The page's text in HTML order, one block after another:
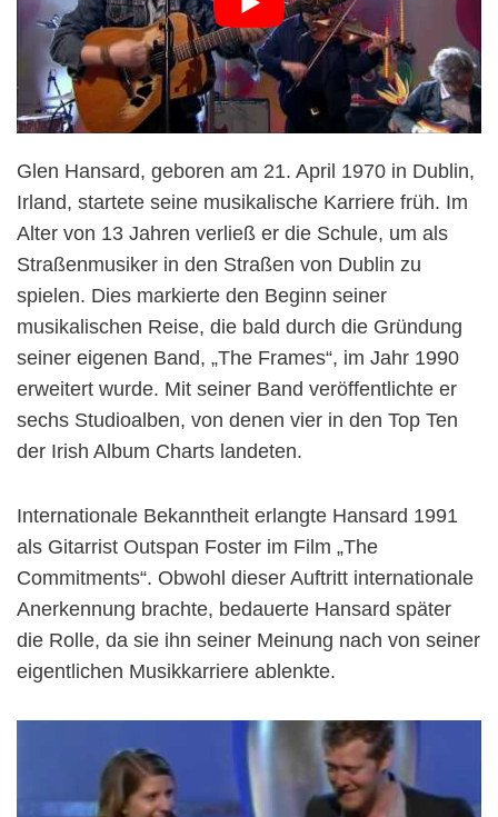
Glen Hansard, geboren am 21. April 1970 in Dublin,
Irland, startete seine musikalische Karriere früh. Im
Alter von 13 Jahren verließ er die Schule, um als
Straßenmusiker in den Straßen von Dublin zu
spielen. Dies markierte den Beginn seiner
musikalischen Reise, die bald durch die Gründung
seiner eigenen Band, „The Frames“, im Jahr 1990
erweitert wurde. Mit seiner Band veröffentlichte er
sechs Studioalben, von denen vier in den Top Ten
der Irish Album Charts landeten.
Internationale Bekanntheit erlangte Hansard 1991
als Gitarrist Outspan Foster im Film „The
Commitments“. Obwohl dieser Auftritt internationale
Anerkennung brachte, bedauerte Hansard später
die Rolle, da sie ihn seiner Meinung nach von seiner
eigentlichen Musikkarriere ablenkte.